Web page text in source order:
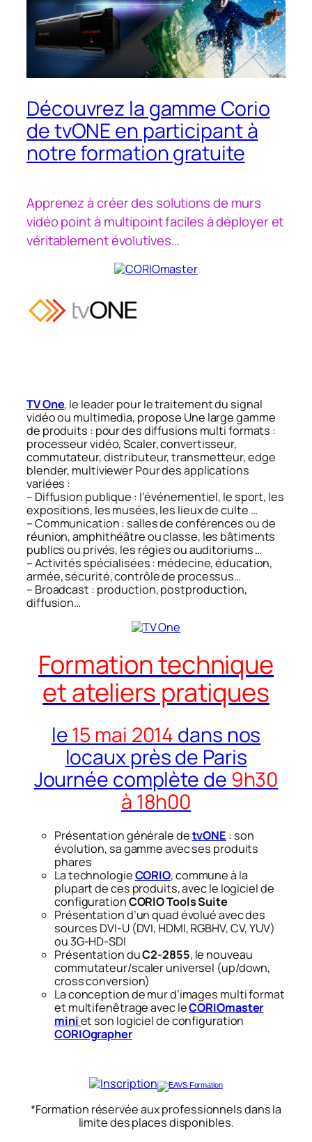
Découvrez la gamme Corio
de tvONE en participant à
notre formation gratuite
Apprenez à créer des solutions de murs
vidéo point à multipoint faciles à déployer et
véritablement évolutives…
TV One, le leader pour le traitement du signal
vidéo ou multimedia, propose Une large gamme
de produits : pour des diffusions multi formats :
processeur vidéo, Scaler, convertisseur,
commutateur, distributeur, transmetteur, edge
blender, multiviewer Pour des applications
variées :
– Diffusion publique : l’événementiel, le sport, les
expositions, les musées, les lieux de culte …
– Communication : salles de conférences ou de
réunion, amphithéâtre ou classe, les bâtiments
publics ou privés, les régies ou auditoriums …
– Activités spécialisées : médecine, éducation,
armée, sécurité, contrôle de processus…
– Broadcast : production, postproduction,
diffusion…
Formation technique
et ateliers pratiques
le15 mai 2014 dans nos
locaux près de Paris
Journée complète de 9h30
à 18h00
Présentation générale detvONE : son
évolution, sa gamme avec ses produits
phares
La technologieCORIO, commune à la
plupart de ces produits, avec le logiciel de
configurationCORIO Tools Suite
Présentation d’un quad évolué avec des
sources DVI-U (DVI, HDMI, RGBHV, CV, YUV)
ou 3G-HD-SDI
Présentation duC2-2855, le nouveau
commutateur/scaler universel (up/down,
cross conversion)
La conception de mur d’images multi format
et multifenêtrage avec leCORIOmaster
miniet son logiciel de configuration
CORIOgrapher
*Formation réservée aux professionnels dans la
limite des places disponibles.